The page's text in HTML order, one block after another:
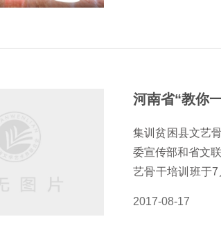
幕，舞蹈演员们
服了在座的千…
河南省“教你
集训贫困县文艺骨干 助力脱贫攻坚河南省“教你一招”群众文艺活动第五期基层文艺骨干
委宣传部和省文
艺骨干培训班于
2017-08-17